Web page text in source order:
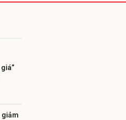
giảm